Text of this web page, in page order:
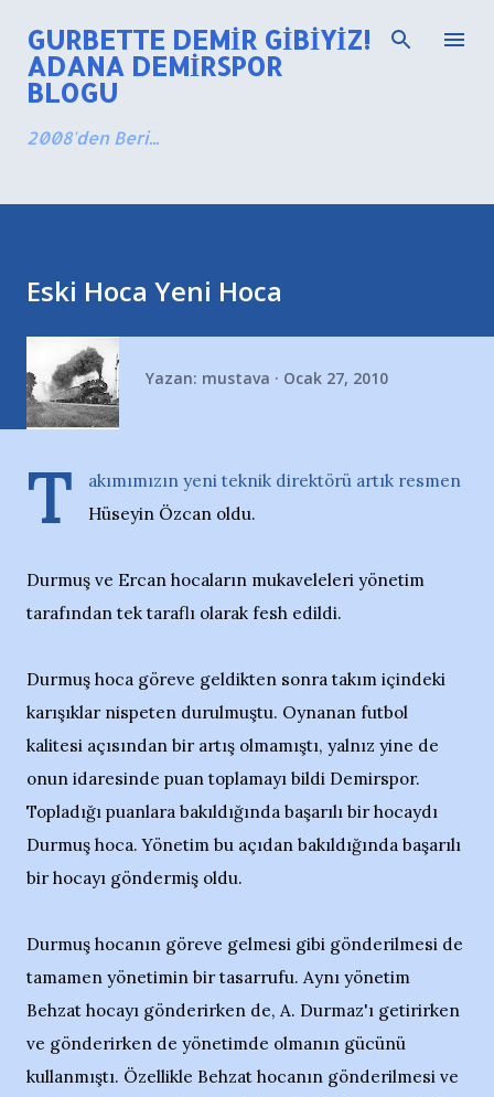
Ana içeriğe atla
GURBETTE DEMIR GIBIYIZ!
ADANA DEMIRSPOR
BLOGU
2008'den Beri...
Eski Hoca Yeni Hoca
Yazan: mustava Ocak 27, 2010
T
akımımızın yeni teknik direktörü artık resmen
Hüseyin Özcan oldu.
Durmuş ve Ercan hocaların mukaveleleri yönetim
tarafından tek taraflı olarak fesh edildi.
Durmuş hoca göreve geldikten sonra takım içindeki
karışıklar nispeten durulmuştu. Oynanan futbol
kalitesi açısından bir artış olmamıştı, yalnız yine de
onun idaresinde puan toplamayı bildi Demirspor.
Topladığı puanlara bakıldığında başarılı bir hocaydı
Durmuş hoca. Yönetim bu açıdan bakıldığında başarılı
bir hocayı göndermiş oldu.
Durmuş hocanın göreve gelmesi gibi gönderilmesi de
tamamen yönetimin bir tasarrufu. Aynı yönetim
Behzat hocayı gönderirken de, A. Durmaz'ı getirirken
ve gönderirken de yönetimde olmanın gücünü
kullanmıştı. Özellikle Behzat hocanın gönderilmesi ve